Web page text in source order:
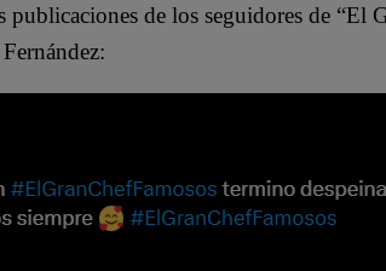
publicaciones de los seguidores de “El